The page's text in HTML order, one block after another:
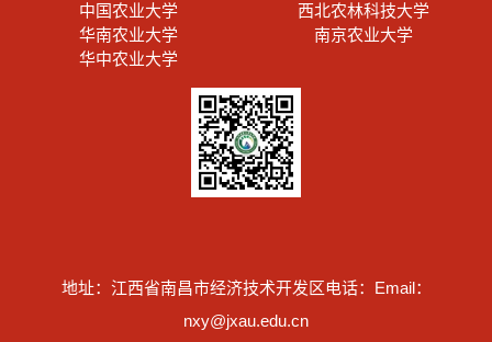
中国农业大学
西北农林科技大学
华南农业大学
南京农业大学
华中农业大学
地址：江西省南昌市经济技术开发区电话： Email：
nxy@jxau.edu.cn